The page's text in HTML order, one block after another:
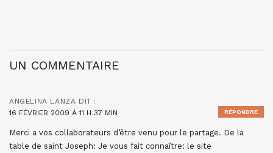
UN COMMENTAIRE
ANGELINA LANZA DIT :
16 FÉVRIER 2009 À 11 H 37 MIN
Merci a vos collaborateurs d’être venu pour le partage. De la
table de saint Joseph: Je vous fait connaître: le site
RÉPONDRE